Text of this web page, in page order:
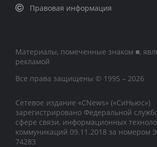
Правовая информация
Материалы, помеченные знаком ■,
рекламой
Все права защищены © 1995 – 2026
Сетевое издание «CNews» («СиНьюс»)
зарегистрировано Федеральной
сфере связи, информационных
коммуникаций 09.11.2018 за номером
74283